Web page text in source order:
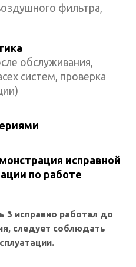
фильтра,
обслуживания,
систем, проверка
исправной
по работе
3 исправно работал до
следует соблюдать